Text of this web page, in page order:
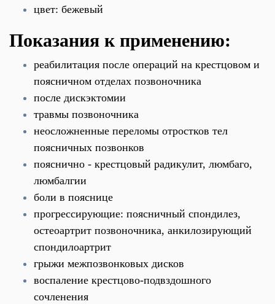
цвет: бежевый
Показания к применению:
реабилитация после операций на крестцовом и
поясничном отделах позвоночника
после дискэктомии
травмы позвоночника
неосложненные переломы отростков тел
поясничных позвонков
пояснично - крестцовый радикулит, люмбаго,
люмбалгии
боли в пояснице
прогрессирующие: поясничный спондилез,
остеоартрит позвоночника, анкилозирующий
спондилоартрит
грыжи межпозвонковых дисков
воспаление крестцово-подвздошного
сочленения